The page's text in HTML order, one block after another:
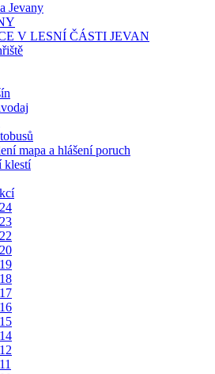
Jevany
V LESNÍ ČÁSTI JEVAN
mapa a hlášení poruch
klestí